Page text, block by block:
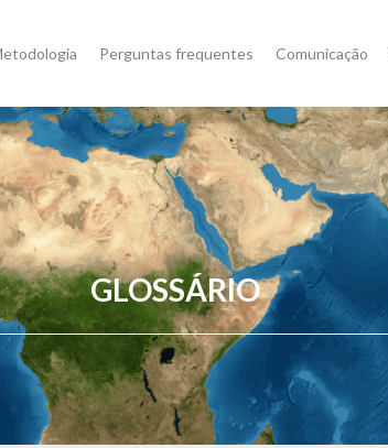
Perguntas frequentes Comunicação
GLOSSÁRIO